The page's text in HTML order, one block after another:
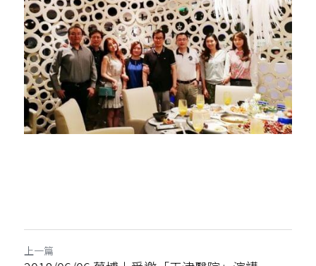
外科產品
血球細胞分離機
上一篇